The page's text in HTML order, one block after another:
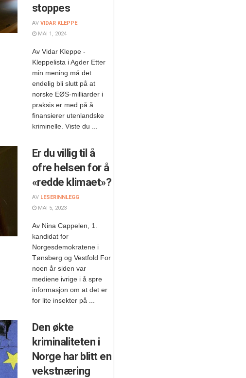
stoppes
AV VIDAR KLEPPE
MAI 1, 2024
Av Vidar Kleppe -
Kleppelista i Agder Etter
min mening må det
endelig bli slutt på at
norske EØS-milliarder i
praksis er med på å
finansierer utenlandske
kriminelle. Viste du ...
Er du villig til å
ofre helsen for å
«redde klimaet»?
AV LESERINNLEGG
MAI 5, 2023
Av Nina Cappelen, 1.
kandidat for
Norgesdemokratene i
Tønsberg og Vestfold For
noen år siden var
mediene ivrige i å spre
informasjon om at det er
for lite insekter på ...
Den økte
kriminaliteten i
Norge har blitt en
vekstnæring